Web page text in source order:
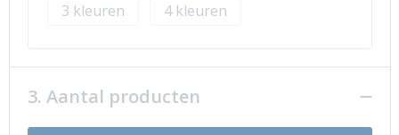
3
4
3. Aantal producten